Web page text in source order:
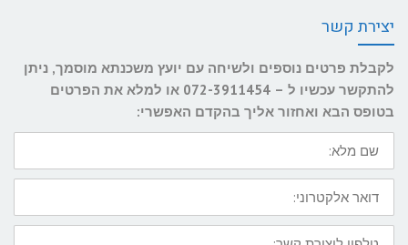
יצירת קשר
לקבלת פרטים נוספים ולשיחה עם יועץ משכנתא מוסמך, ניתן
להתקשר עכשיו ל – 072-3911454 או למלא את הפרטים
בטופס הבא ואחזור אליך בהקדם האפשרי:
שם
מלא:
דואר
אלקטרוני:
טלפון